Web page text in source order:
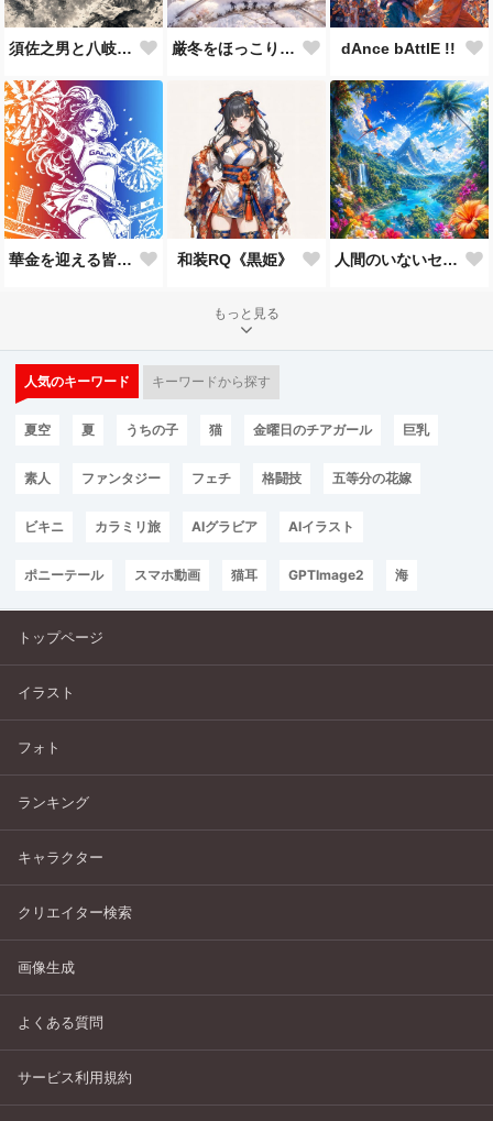
須佐之男と八岐大蛇の戦い 厳冬をほっこり過ごすシマエナガ夫婦♡ dAnce bAttlE !!
華金を迎える皆さんへのエール 和装RQ《黒姫》 人間のいないセカイ
もっと見る
人気のキーワード キーワードから探す
夏空 夏 うちの子 猫 金曜日のチアガール 巨乳
素人 ファンタジー フェチ 格闘技 五等分の花嫁
ビキニ カラミリ旅 AIグラビア AIイラスト
ポニーテール スマホ動画 猫耳 GPTImage2 海
トップページ
イラスト
フォト
ランキング
キャラクター
クリエイター検索
画像生成
よくある質問
サービス利用規約